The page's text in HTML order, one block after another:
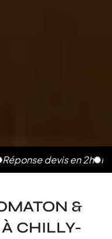
devis en 2h Photos
&
CHILLY-